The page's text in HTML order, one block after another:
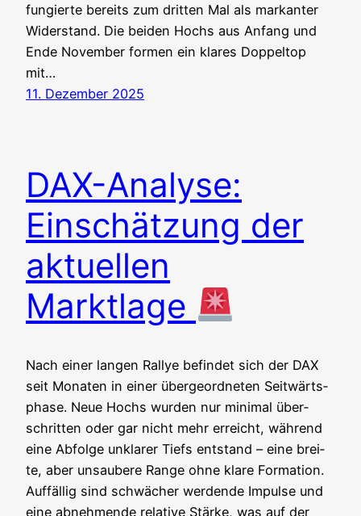
fun­gier­te bereits zum drit­ten Mal als mar­kan­ter
Wider­stand. Die bei­den Hochs aus Anfang und
Ende Novem­ber for­men ein kla­res Dop­pel­top
mit…
11. Dezember 2025
DAX-Analyse:
Einschätzung der
aktuellen
Marktlage
Nach einer lan­gen Ral­lye befin­det sich der DAX
seit Mona­ten in einer über­ge­ord­ne­ten Seit­wärts­
pha­se. Neue Hochs wur­den nur mini­mal über­
schrit­ten oder gar nicht mehr erreicht, wäh­rend
eine Abfol­ge unkla­rer Tiefs ent­stand – eine brei­
te, aber unsau­be­re Ran­ge ohne kla­re For­ma­ti­on.
Auf­fäl­lig sind schwä­cher wer­den­de Impul­se und
eine abneh­men­de rela­ti­ve Stär­ke, was auf der